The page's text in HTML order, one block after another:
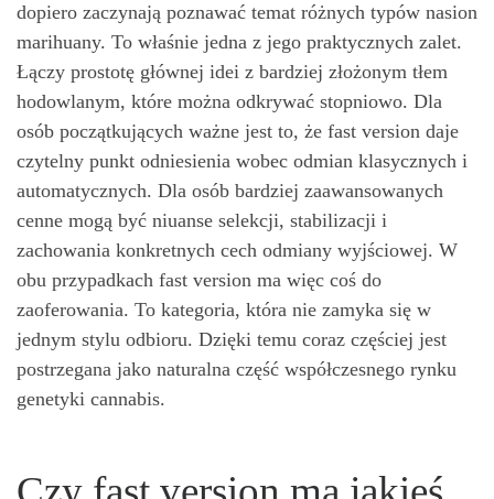
dopiero zaczynają poznawać temat różnych typów nasion
marihuany. To właśnie jedna z jego praktycznych zalet.
Łączy prostotę głównej idei z bardziej złożonym tłem
hodowlanym, które można odkrywać stopniowo. Dla
osób początkujących ważne jest to, że fast version daje
czytelny punkt odniesienia wobec odmian klasycznych i
automatycznych. Dla osób bardziej zaawansowanych
cenne mogą być niuanse selekcji, stabilizacji i
zachowania konkretnych cech odmiany wyjściowej. W
obu przypadkach fast version ma więc coś do
zaoferowania. To kategoria, która nie zamyka się w
jednym stylu odbioru. Dzięki temu coraz częściej jest
postrzegana jako naturalna część współczesnego rynku
genetyki cannabis.